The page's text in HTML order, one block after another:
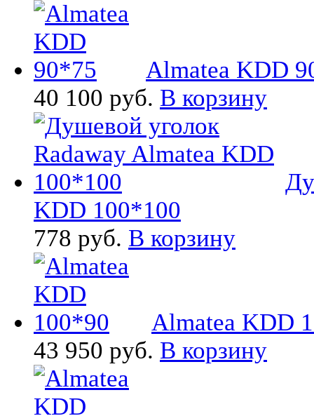
Almatea KDD
40 100 руб. В корзину
KDD 100*100
778 руб. В корзину
Almatea KDD
43 950 руб. В корзину